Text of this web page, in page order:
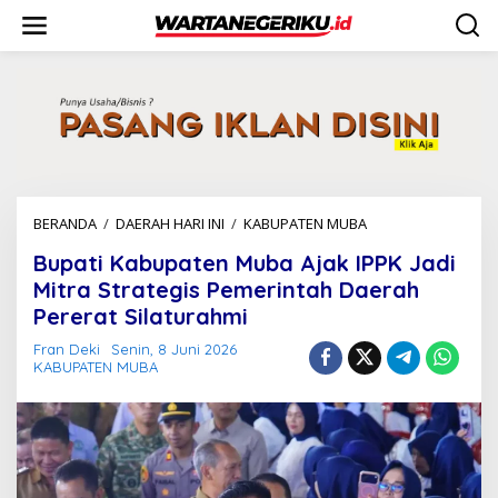
w
BERANDA / DAERAH HARI INI / KABUPATEN MUBA
p
a
t
K
a
u
p
t
e
Bupati Kabupaten Muba Ajak IPPK Jadi
Mitra Strategis Pemerintah Daerah
Pererat Silaturahmi
Fran Deki
Senin, 8 Juni 2026
KABUPATEN MUBA